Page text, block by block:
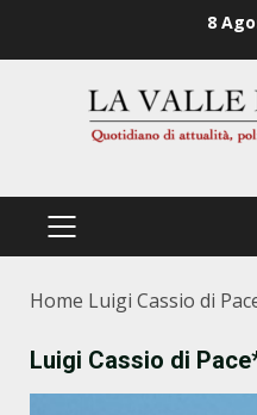
8
PRIMÄRES
Home Luigi Cassio di
Luigi Cassio di